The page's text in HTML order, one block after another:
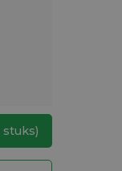
stuks)